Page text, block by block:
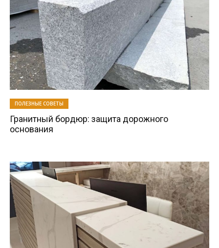
ПОЛЕЗНЫЕ СОВЕТЫ
Гранитный бордюр: защита дорожного
основания